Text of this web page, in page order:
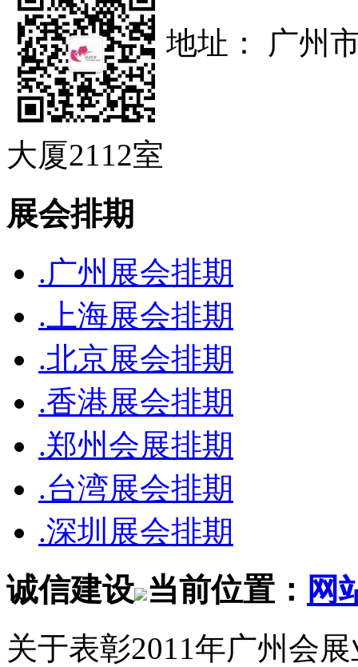
地址： 广州
大厦2112室
展会排期
.广州展会排期
.上海展会排期
.北京展会排期
.香港展会排期
.郑州会展排期
.台湾展会排期
.深圳展会排期
诚信建设 当前位置： 网
关于表彰2011年广州会